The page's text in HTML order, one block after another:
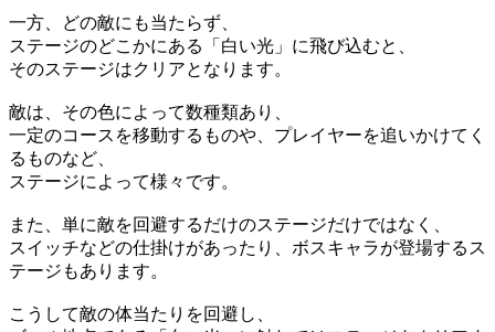
一方、どの敵にも当たらず、
ステージのどこかにある「白い光」に飛び込むと、
そのステージはクリアとなります。
敵は、その色によって数種類あり、
一定のコースを移動するものや、プレイヤーを追いかけてく
るものなど、
ステージによって様々です。
また、単に敵を回避するだけのステージだけではなく、
スイッチなどの仕掛けがあったり、ボスキャラが登場するス
テージもあります。
こうして敵の体当たりを回避し、